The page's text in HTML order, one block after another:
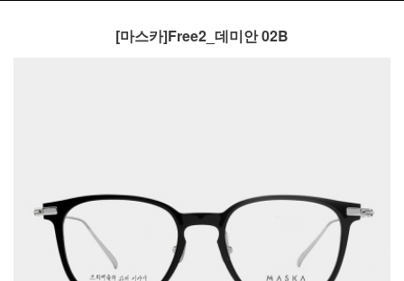
[마스카]Free2_데미안 02B